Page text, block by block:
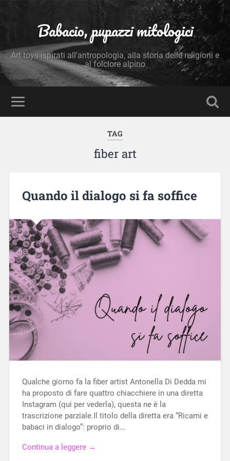
Babacio, pupazzi mitologici
Art toys ispirati all'antropologia, alla storia delle religioni e
al folclore alpino
TAG
fiber art
Quando il dialogo si fa soffice
Qualche giorno fa la fiber artist Antonella Di Dedda mi
ha proposto di fare quattro chiacchiere in una diretta
Instagram (qui per vederla), questa ne è la
trascrizione parziale.Il titolo della diretta era “Ricami e
babaci in dialogo”: proprio di…
Continua a leggere →